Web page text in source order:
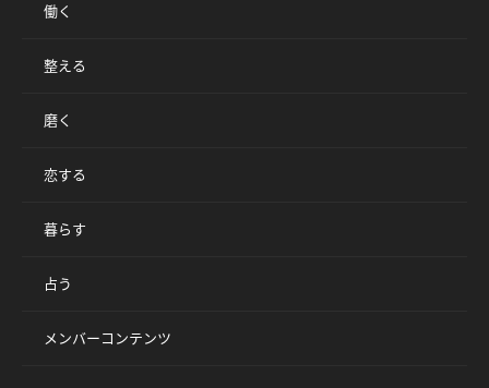
働く
整える
磨く
恋する
暮らす
占う
メンバーコンテンツ